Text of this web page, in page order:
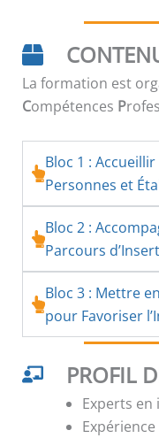
La formation est
Compétences P
Bloc 1 :
Personnes et
Bloc 2 :
Parcours
Bloc 3 : Mettre
pour Favoriser
PROFIL
Experts